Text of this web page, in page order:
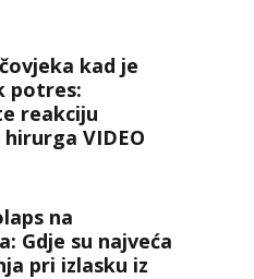
kad je
potres:
reakciju
VIDEO
na
Gdje su najveća
pri izlasku iz